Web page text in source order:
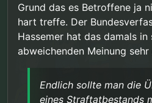
Grund das es Betroffene ja
hart treffe. Der
Hassemer hat das damals in
abweichenden Meinung
Endlich sollte man die
eines Straftatbestands